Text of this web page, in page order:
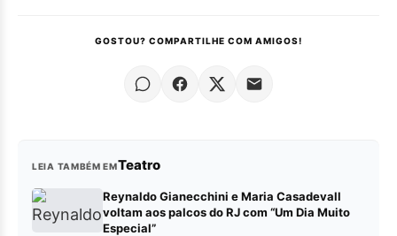
GOSTOU? COMPARTILHE COM AMIGOS!
LEIA TAMBÉM EMTeatro
Reynaldo Gianecchini e Maria Casadevall
voltam aos palcos do RJ com “Um Dia Muito
Especial”